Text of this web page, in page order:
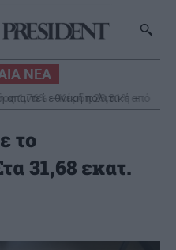
ΝΕΑ
εθνική πολιτική –
της Νέας Δημοκρατίας
το
31,68 εκατ.